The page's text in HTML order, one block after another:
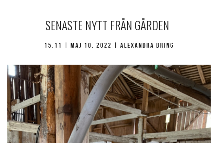
SENASTE NYTT FRÅN GÅRDEN
15:11 | maj 10, 2022 | Alexandra Bring